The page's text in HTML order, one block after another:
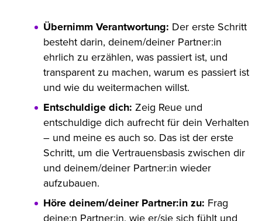
Übernimm Verantwortung: Der erste Schritt
besteht darin, deinem/deiner Partner:in
ehrlich zu erzählen, was passiert ist, und
transparent zu machen, warum es passiert ist
und wie du weitermachen willst.
Entschuldige dich: Zeig Reue und
entschuldige dich aufrecht für dein Verhalten
– und meine es auch so. Das ist der erste
Schritt, um die Vertrauensbasis zwischen dir
und deinem/deiner Partner:in wieder
aufzubauen.
Höre deinem/deiner Partner:in zu: Frag
deine:n Partner:in, wie er/sie sich fühlt und